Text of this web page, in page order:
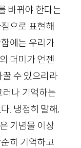
바꿔야 한다는
으로 표현해
에는 우리가
더미가 언젠
수 있으리라
러나 기억하는
. 냉정히 말해,
기념물 이상
히 기억하고